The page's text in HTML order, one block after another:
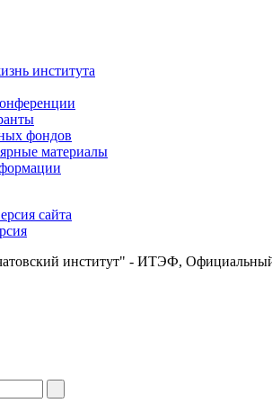
института
фондов
материалы
сайта
институт" - ИТЭФ,